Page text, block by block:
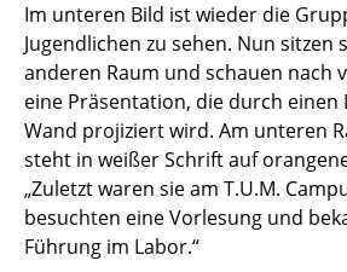
Im unteren Bild ist wieder die
Jugendlichen zu sehen. Nun sitzen
anderen Raum und schauen nach
eine Präsentation, die durch einen
Wand projiziert wird. Am unteren
steht in weißer Schrift auf
„Zuletzt waren sie am T.U.M.
besuchten eine Vorlesung und
Führung im Labor.“